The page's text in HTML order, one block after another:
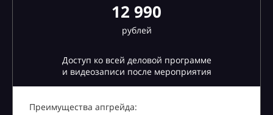
12 990
рублей
Доступ ко всей деловой программе
и видеозаписи после мероприятия
Преимущества апгрейда: